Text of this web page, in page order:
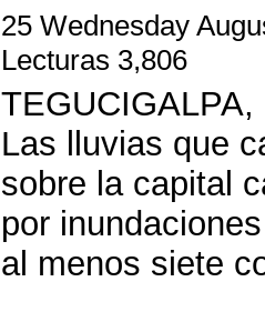
25 Wednesday
Lecturas 3,806
Las lluvias que
sobre la capital
por
al menos siete